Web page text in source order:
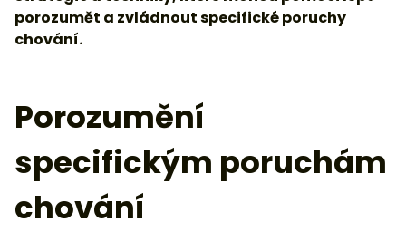
porozumět a zvládnout specifické poruchy
chování.
Porozumění
specifickým poruchám
chování